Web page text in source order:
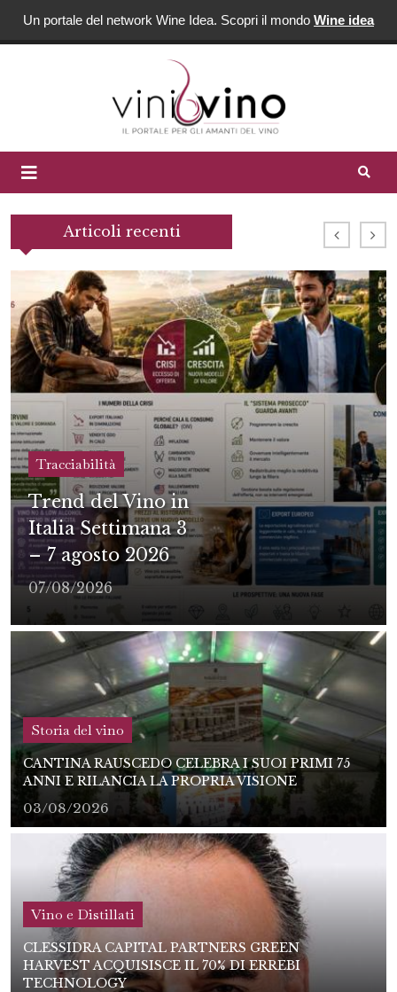
Un portale del network Wine Idea. Scopri il mondo Wine idea
Articoli recenti
Tracciabilità
Trend del Vino in
Italia Settimana 3
– 7 agosto 2026
07/08/2026
Storia del vino
CANTINA RAUSCEDO CELEBRA I SUOI PRIMI 75
ANNI E RILANCIA LA PROPRIA VISIONE
03/08/2026
Vino e Distillati
CLESSIDRA CAPITAL PARTNERS GREEN
HARVEST ACQUISISCE IL 70% DI ERREBI
TECHNOLOGY